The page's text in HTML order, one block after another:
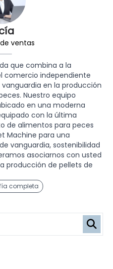
ventas
que combina a la
comercio independiente
en la producción
Nuestro equipo
en una moderna
con la última
de alimentos para peces
Machine para una
vanguardia, sostenibilidad
asociarnos con usted
producción de pellets de
completa